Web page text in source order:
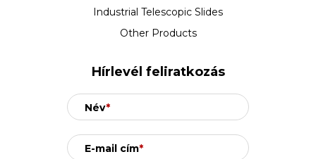
Industrial Telescopic Slides
Other Products
Hírlevél feliratkozás
Név*
E-mail cím*